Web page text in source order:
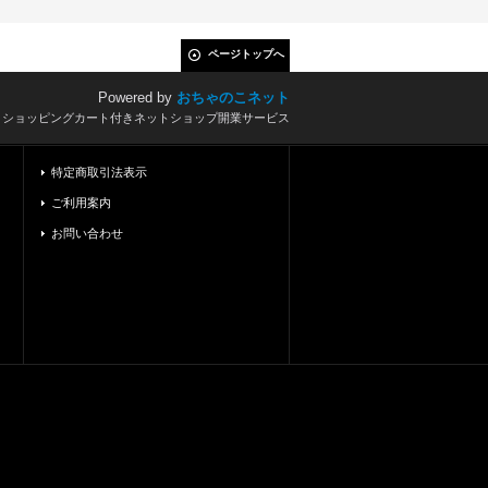
ページトップへ
Powered by おちゃのこネット
ョッピングカート付きネットショップ開業サービス
特定商取引法表示
ご利用案内
お問い合わせ